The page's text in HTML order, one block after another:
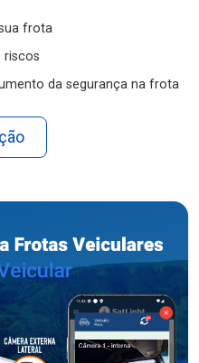
frota
riscos
da segurança na frota